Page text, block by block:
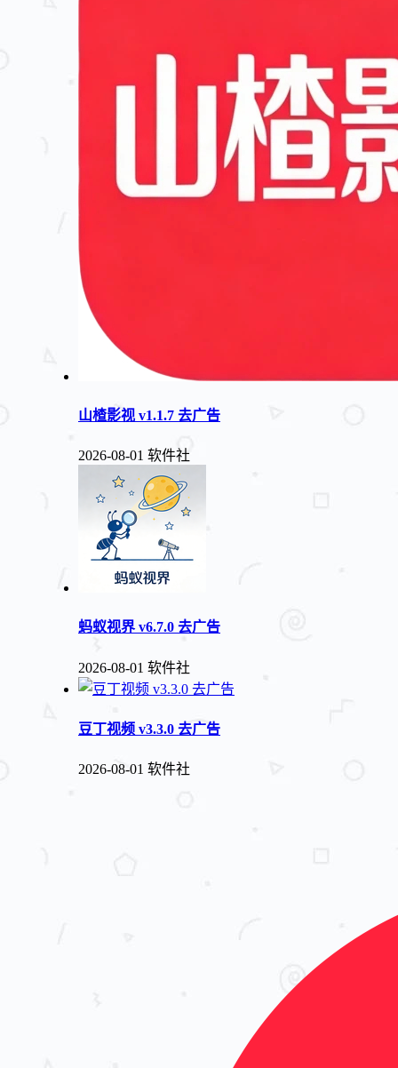
山楂影视 v1.1.7 去广告
2026-08-01 软件社
蚂蚁视界 v6.7.0 去广告
2026-08-01 软件社
豆丁视频 v3.3.0 去广告
2026-08-01 软件社